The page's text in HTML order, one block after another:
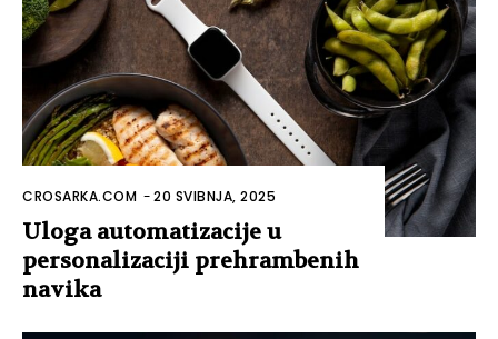
CROSARKA.COM -20 SVIBNJA, 2025
Uloga automatizacije u
personalizaciji prehrambenih
navika